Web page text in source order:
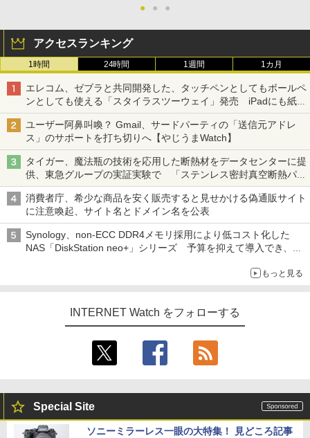
● ● ●
アクセスランキング
1時間 24時間 1週間 1カ月
エレコム、ゼブラと共同開発した、タッチペンとしてもボールペ
ンとしても使える「スタイラスツーウェイ」発売 iPadにも紙に
も、持ち替えずに書き込める
ユーザー阿鼻叫喚？ Gmail、サードパーティの「送信元アドレ
ス」のサポートを打ち切りへ【やじうまWatch】
タイガー、魔法瓶の技術を応用した断熱材をデータセンターに提
供、東急グループの実証実験で 「ステンレス密封真空断熱パネ
ル TIVIP」
消費者庁、希少な商品を安く販売すると見せかける偽通販サイト
に注意喚起、サイト名とドメイン名を公表
Synology、non-ECC DDR4メモリ採用により低コスト化した
NAS「DiskStation neo+」シリーズ 予算を抑えて導入でき、
もっと見る
INTERNET Watch をフォローする
Special Site
ソニーミラーレス一眼の大特集！ 見どころ記事